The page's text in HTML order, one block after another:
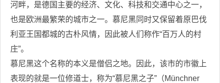
河畔，是德国主要的经济、文化、科技和交通中心之一，
也是欧洲最繁荣的城市之一。慕尼黑同时又保留着原巴伐
利亚王国都城的古朴风情，因此被人们称作“百万人的村
庄”。
慕尼黑这个名称的本义是僧侣之地。因此，该市的市徽上
表现的就是一位修道士，称为“慕尼黑之子”（Münchner